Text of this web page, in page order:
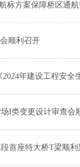
标方案保障桥区通
顺利召开
年建设工程安
Ⅰ类变更设计审查会
首座特大桥T梁顺利